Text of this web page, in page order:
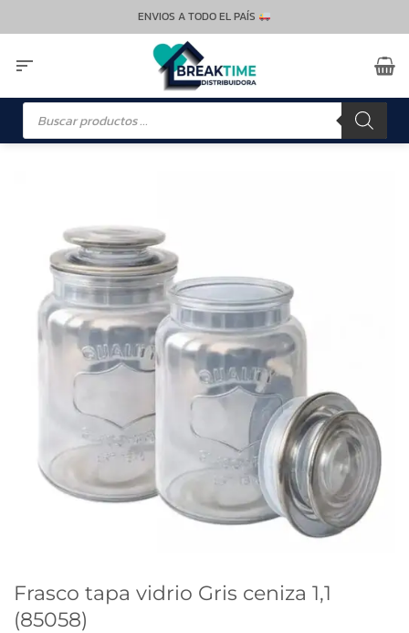
al
contenido
ENVIOS A TODO EL PAÍS
Búsqueda
productos
Frasco tapa vidrio Gris ceniza 1,1
(85058)